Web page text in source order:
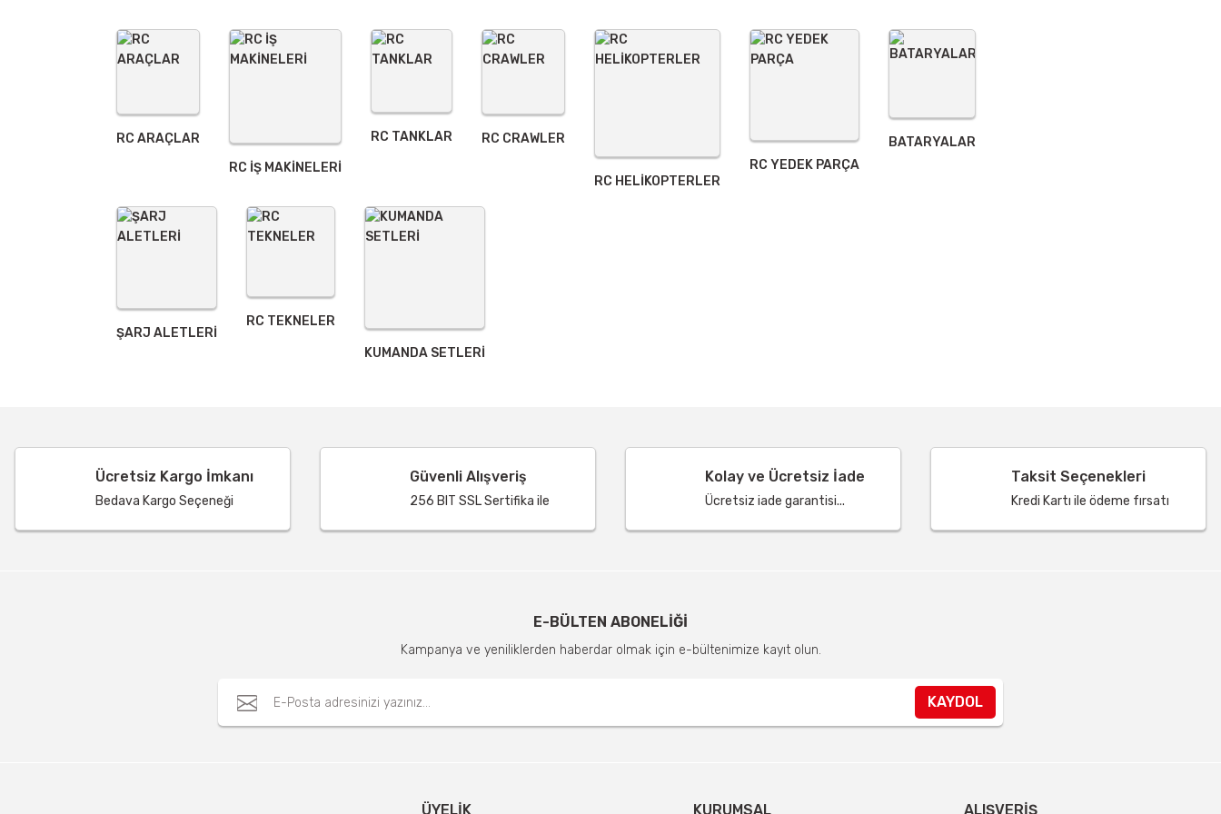
Bu ürüne benzer farklı alternatifler olmalı.
RC ARAÇLAR
RC İŞ MAKİNELERİ
RC TANKLAR RC CRAWLER
RC HELİKOPTERLER
RC YEDEK PARÇA
BATARYALAR
ŞARJ ALETLERI
RC TEKNELER
KUMANDA SETLERİ
Ücretsiz Kargo İmkanı
Bedava Kargo Seçeneği
Güvenli Alışveriş
256 BIT SSL Sertifika ile
Kolay ve Ücretsiz İade
Ücretsiz iade garantisi...
Taksit Seçenekleri
Kredi Kartı ile ödeme fırsatı
E-BÜLTEN ABONELİĞİ
Kampanya ve yeniliklerden haberdar olmak için e-bültenimize kayıt olun.
KAYDOL
ÜYELIK KURUMSAL ALIŞVERIŞ